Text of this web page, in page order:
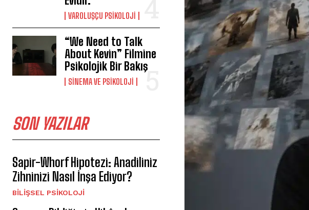
VAROLUŞÇU PSIKOLOJI
“We Need to Talk
About Kevin” Filmine
Psikolojik Bir Bakış
SINEMA VE PSIKOLOJI
SON YAZILAR
Sapir-Whorf Hipotezi: Anadiliniz
Zihninizi Nasıl İnşa Ediyor?
BILIŞSEL PSIKOLOJI